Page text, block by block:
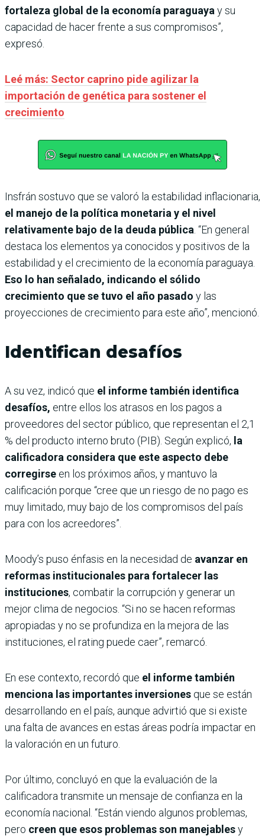
fortaleza global de la economía paraguaya y su
capacidad de hacer frente a sus compromisos”,
expresó.
Leé más: Sector caprino pide agilizar la
importación de genética para sostener el
crecimiento
Insfrán sostuvo que se valoró la estabilidad inflacionaria,
el manejo de la política monetaria y el nivel
relativamente bajo de la deuda pública . “En general
destaca los elementos ya conocidos y positivos de la
estabilidad y el crecimiento de la economía paraguaya.
Eso lo han señalado, indicando el sólido
crecimiento que se tuvo el año pasado y las
proyecciones de crecimiento para este año”, mencionó.
Identifican desafíos
A su vez, indicó que el informe también identifica
desafíos, entre ellos los atrasos en los pagos a
proveedores del sector público, que representan el 2,1
% del producto interno bruto (PIB). Según explicó, la
calificadora considera que este aspecto debe
corregirse en los próximos años, y mantuvo la
calificación porque “cree que un riesgo de no pago es
muy limitado, muy bajo de los compromisos del país
para con los acreedores”.
Moody’s puso énfasis en la necesidad de avanzar en
reformas institucionales para fortalecer las
instituciones, combatir la corrupción y generar un
mejor clima de negocios. “Si no se hacen reformas
apropiadas y no se profundiza en la mejora de las
instituciones, el rating puede caer”, remarcó.
En ese contexto, recordó que el informe también
menciona las importantes inversiones que se están
desarrollando en el país, aunque advirtió que si existe
una falta de avances en estas áreas podría impactar en
la valoración en un futuro.
Por último, concluyó en que la evaluación de la
calificadora transmite un mensaje de confianza en la
economía nacional. “Están viendo algunos problemas,
pero creen que esos problemas son manejablesy